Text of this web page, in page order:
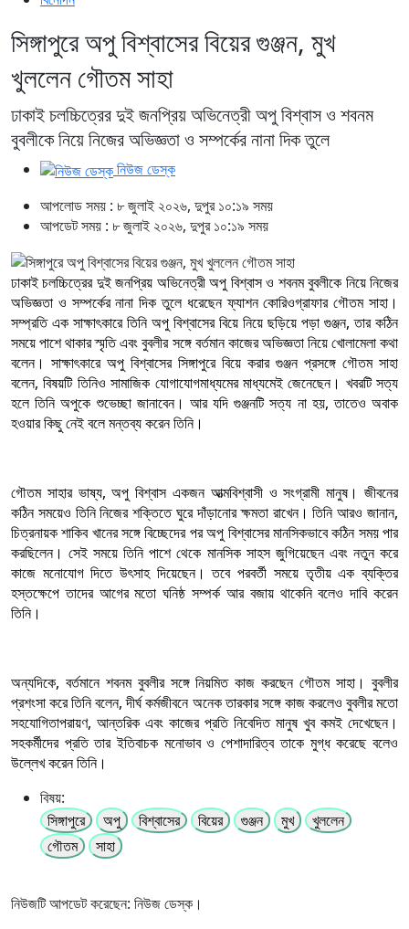
সিঙ্গাপুরে অপু বিশ্বাসের বিয়ের গুঞ্জন, মুখ
খুললেন গৌতম সাহা
ঢাকাই চলচ্চিত্রের দুই জনপ্রিয় অভিনেত্রী অপু বিশ্বাস ও শবনম
বুবলীকে নিয়ে নিজের অভিজ্ঞতা ও সম্পর্কের নানা দিক তুলে
নিউজ ডেস্ক
আপলোড সময় : ৮ জুলাই ২০২৬, দুপুর ১০:১৯ সময়
আপডেট সময় : ৮ জুলাই ২০২৬, দুপুর ১০:১৯ সময়
ঢাকাই চলচ্চিত্রের দুই জনপ্রিয় অভিনেত্রী অপু বিশ্বাস ও শবনম বুবলীকে নিয়ে নিজের
অভিজ্ঞতা ও সম্পর্কের নানা দিক তুলে ধরেছেন ফ্যাশন কোরিওগ্রাফার গৌতম সাহা।
সম্প্রতি এক সাক্ষাৎকারে তিনি অপু বিশ্বাসের বিয়ে নিয়ে ছড়িয়ে পড়া গুঞ্জন, তার কঠিন
সময়ে পাশে থাকার স্মৃতি এবং বুবলীর সঙ্গে বর্তমান কাজের অভিজ্ঞতা নিয়ে খোলামেলা কথা
বলেন। সাক্ষাৎকারে অপু বিশ্বাসের সিঙ্গাপুরে বিয়ে করার গুঞ্জন প্রসঙ্গে গৌতম সাহা
বলেন, বিষয়টি তিনিও সামাজিক যোগাযোগমাধ্যমের মাধ্যমেই জেনেছেন। খবরটি সত্য
হলে তিনি অপুকে শুভেচ্ছা জানাবেন। আর যদি গুঞ্জনটি সত্য না হয়, তাতেও অবাক
হওয়ার কিছু নেই বলে মন্তব্য করেন তিনি।
গৌতম সাহার ভাষ্য, অপু বিশ্বাস একজন আত্মবিশ্বাসী ও সংগ্রামী মানুষ। জীবনের
কঠিন সময়েও তিনি নিজের শক্তিতে ঘুরে দাঁড়ানোর ক্ষমতা রাখেন। তিনি আরও জানান,
চিত্রনায়ক শাকিব খানের সঙ্গে বিচ্ছেদের পর অপু বিশ্বাসের মানসিকভাবে কঠিন সময় পার
করছিলেন। সেই সময়ে তিনি পাশে থেকে মানসিক সাহস জুগিয়েছেন এবং নতুন করে
কাজে মনোযোগ দিতে উৎসাহ দিয়েছেন। তবে পরবর্তী সময়ে তৃতীয় এক ব্যক্তির
হস্তক্ষেপে তাদের আগের মতো ঘনিষ্ঠ সম্পর্ক আর বজায় থাকেনি বলেও দাবি করেন
তিনি।
অন্যদিকে, বর্তমানে শবনম বুবলীর সঙ্গে নিয়মিত কাজ করছেন গৌতম সাহা। বুবলীর
প্রশংসা করে তিনি বলেন, দীর্ঘ কর্মজীবনে অনেক তারকার সঙ্গে কাজ করলেও বুবলীর মতো
সহযোগিতাপরায়ণ, আন্তরিক এবং কাজের প্রতি নিবেদিত মানুষ খুব কমই দেখেছেন।
সহকর্মীদের প্রতি তার ইতিবাচক মনোভাব ও পেশাদারিত্ব তাকে মুগ্ধ করেছে বলেও
উল্লেখ করেন তিনি।
বিষয়:
সিঙ্গাপুরে
অপু বিশ্বাসের বিয়ের গুঞ্জন মুখ
খুললেন
গৌতম
সাহা
নিউজটি আপডেট করেছেন: নিউজ ডেস্ক।